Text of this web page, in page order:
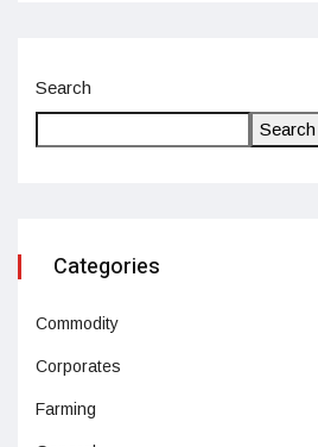
Search
Search
Categories
Commodity
Corporates
Farming